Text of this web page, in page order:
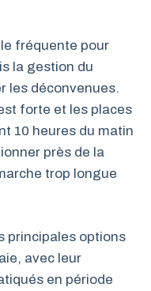
fréquente pour
la gestion du
les déconvenues.
forte et les places
10 heures du matin
près de la
trop longue
principales options
avec leur
en période